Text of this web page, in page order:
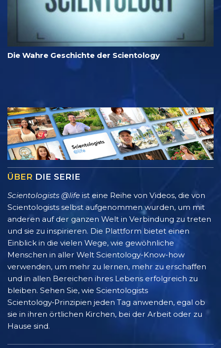
Die Wahre Geschichte der Scientology
ÜBER DIE SERIE
Scientologists @life ist eine Reihe von Videos, die von
Scientologists selbst aufgenommen wurden, um mit
anderen auf der ganzen Welt in Verbindung zu treten
und sie zu inspirieren. Die Plattform bietet einen
Einblick in die vielen Wege, wie gewöhnliche
Menschen in aller Welt Scientology-Know-how
verwenden, um mehr zu lernen, mehr zu erschaffen
und in allen Bereichen ihres Lebens erfolgreich zu
bleiben. Sehen Sie, wie Scientologists
Scientology‑Prinzipien jeden Tag anwenden, egal ob
sie in ihren örtlichen Kirchen, bei der Arbeit oder zu
Hause sind.